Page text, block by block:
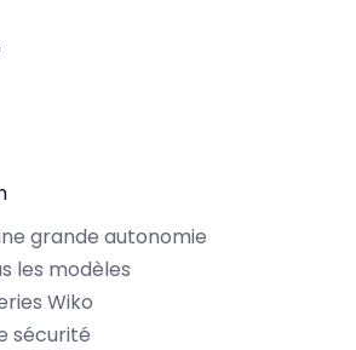
grande autonomie
les modèles
Wiko
sécurité